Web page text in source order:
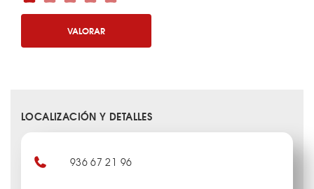
VALORAR
LOCALIZACIÓN Y DETALLES
936 67 21 96